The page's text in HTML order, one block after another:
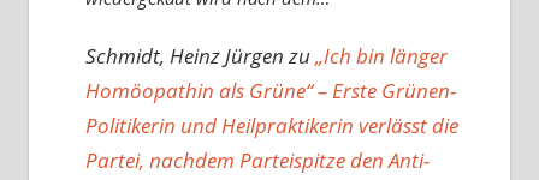
Schmidt, Heinz Jürgenzu„Ich bin länger
Homöopathin als Grüne“ – Erste Grünen-
Politikerin und Heilpraktikerin verlässt die
Partei, nachdem Parteispitze den Anti-